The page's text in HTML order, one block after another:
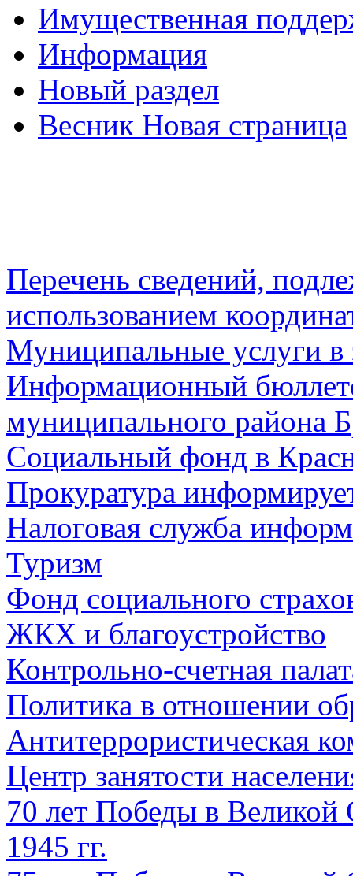
Имущественная
Информация
Новый раздел
Весник Новая страница
Перечень сведений,
использованием
Муниципальные услуги в
Информационный
муниципального района
Социальный фонд в
Прокуратура
Налоговая служба
Туризм
Фонд социального
ЖКХ и благоустройство
Контрольно-счетная
Политика в отношении
Антитеррористическая
Центр занятости
70 лет Победы в Великой
1945 гг.